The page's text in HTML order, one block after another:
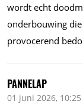
wordt echt
onderbouwing
provocerend
PANNELAP
01 juni 2026, 10:25